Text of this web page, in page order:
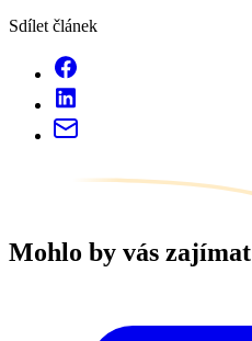
Sdílet článek
Mohlo by vás zajímat